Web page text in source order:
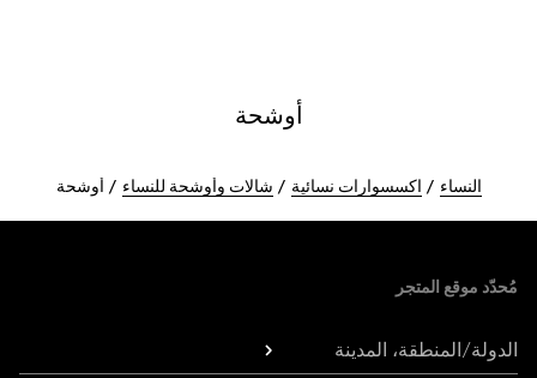
أوشحة
النساء اكسسوارات نسائية شالات وأوشحة للنساء أوشحة
مُحدّد موقع المتجر
الدولة/المنطقة، المدينة